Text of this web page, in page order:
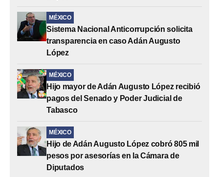
MÉXICO
Sistema Nacional Anticorrupción solicita
transparencia en caso Adán Augusto
López
MÉXICO
Hijo mayor de Adán Augusto López recibió
pagos del Senado y Poder Judicial de
Tabasco
MÉXICO
Hijo de Adán Augusto López cobró 805 mil
pesos por asesorías en la Cámara de
Diputados